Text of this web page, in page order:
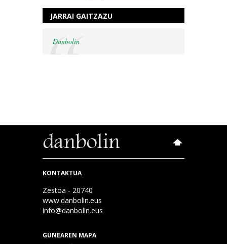
JARRAI GAITZAZU
Danbolin
KONTAKTUA
Zestoa - 20740
www.danbolin.eus
info@danbolin.eus
GUNEAREN MAPA